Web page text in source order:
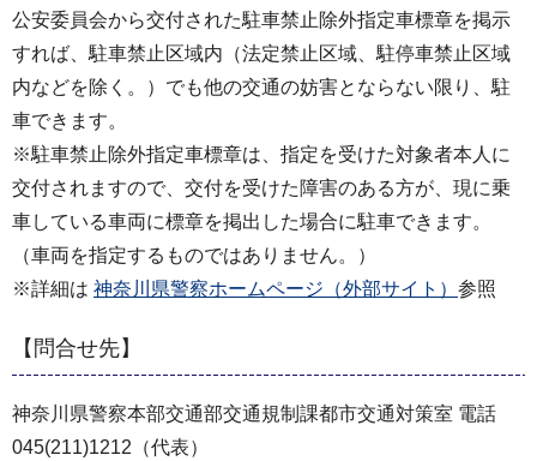
公安委員会から交付された駐車禁止除外指定車標章を掲示
すれば、駐車禁止区域内（法定禁止区域、駐停車禁止区域
内などを除く。）でも他の交通の妨害とならない限り、駐
車できます。
※駐車禁止除外指定車標章は、指定を受けた対象者本人に
交付されますので、交付を受けた障害のある方が、現に乗
車している車両に標章を掲出した場合に駐車できます。
（車両を指定するものではありません。）
※詳細は 神奈川県警察ホームページ（外部サイト） 参照
【問合せ先】
神奈川県警察本部交通部交通規制課都市交通対策室 電話
045(211)1212（代表）